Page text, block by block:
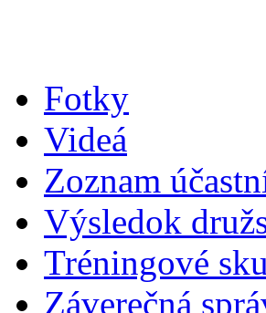
Fotky
Videá
Zoznam
Výsledok
Tréningové
Záverečná